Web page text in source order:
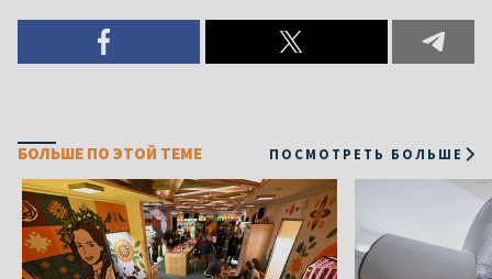
БОЛЬШЕ ПО ЭТОЙ ТЕМЕ ПОСМОТРЕТЬ БОЛЬШЕ